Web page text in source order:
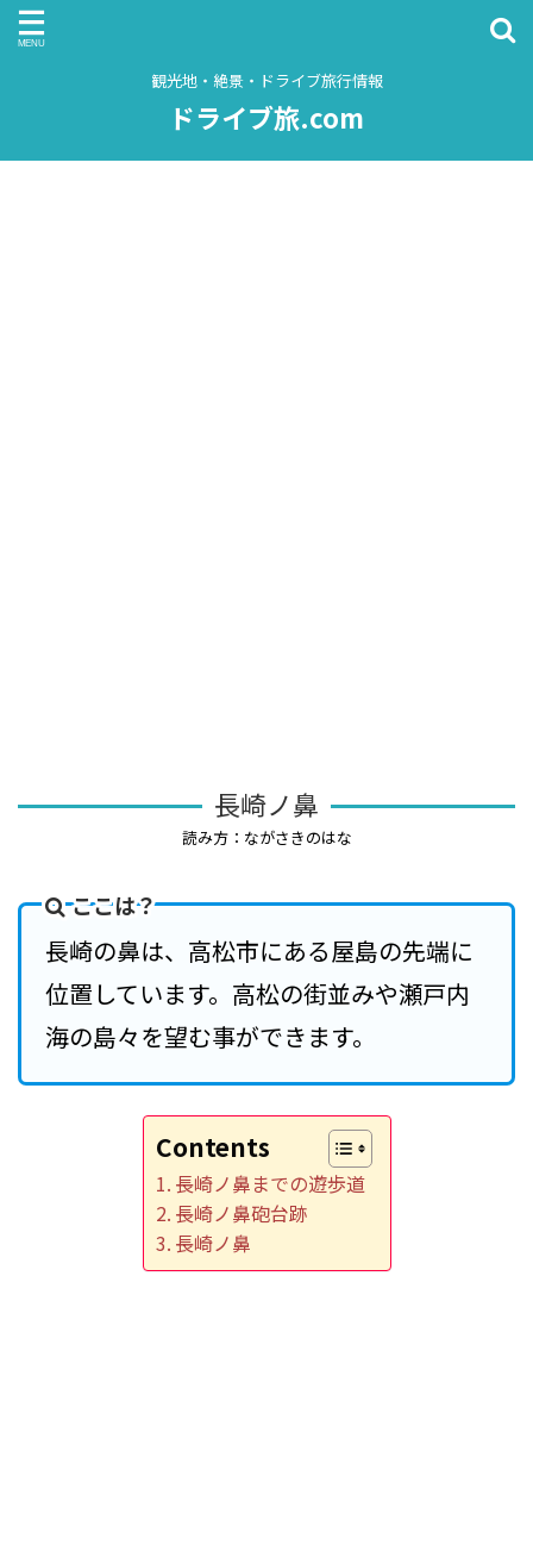
観光地・絶景・ドライブ旅行情報
ドライブ旅.com
長崎ノ鼻
読み方：ながさきのはな
ここは？
長崎の鼻は、高松市にある屋島の先端に
位置しています。高松の街並みや瀬戸内
海の島々を望む事ができます。
Contents
長崎ノ鼻までの遊歩道
長崎ノ鼻砲台跡
長崎ノ鼻